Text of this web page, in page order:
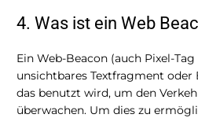
4. Was ist ein Web
Ein Web-Beacon (auch Pixel-
unsichtbares Textfragment oder
das benutzt wird, um den
überwachen. Um dies zu